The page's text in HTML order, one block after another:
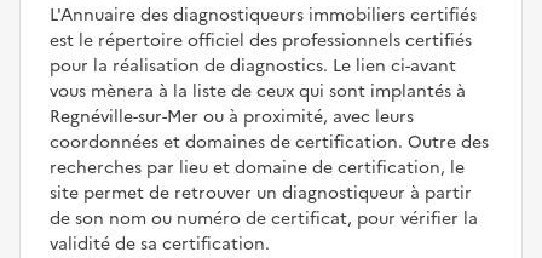
L'Annuaire des diagnostiqueurs immobiliers certifiés
est le répertoire officiel des professionnels certifiés
pour la réalisation de diagnostics. Le lien ci-avant
vous mènera à la liste de ceux qui sont implantés à
Regnéville-sur-Mer ou à proximité, avec leurs
coordonnées et domaines de certification. Outre des
recherches par lieu et domaine de certification, le
site permet de retrouver un diagnostiqueur à partir
de son nom ou numéro de certificat, pour vérifier la
validité de sa certification.